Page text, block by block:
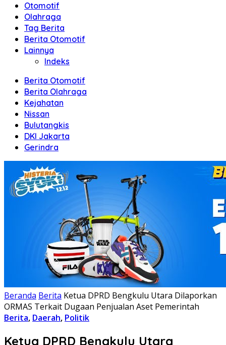
Otomotif
Olahraga
Tag Berita
Berita Otomotif
Lainnya
Indeks
Berita Otomotif
Berita Olahraga
Kejahatan
Nissan
Bulutangkis
DKI Jakarta
Gerindra
Beranda Berita Ketua DPRD Bengkulu Utara Dilaporkan
ORMAS Terkait Dugaan Penjualan Aset Pemerintah
Berita, Daerah, Politik
Ketua DPRD Bengkulu Utara